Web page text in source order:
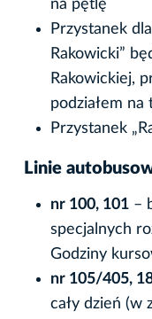
na pętlę
Przystanek
Rakowicki”
Rakowickiej,
podziałem na
Przystanek
Linie
nr 100, 101 –
specjalnych
Godziny
nr 105/405,
cały dzień (w